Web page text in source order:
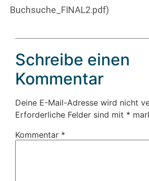
Buchsuche_FINAL2.pdf)
Schreibe einen
Kommentar
Deine E-Mail-Adresse wird nicht
Erforderliche Felder sind mit *
Kommentar *